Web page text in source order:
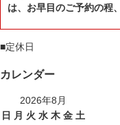
は、お早目のご予約の程
■定休日
カレンダー
2026年8月
日
月 火 水 木 金 土